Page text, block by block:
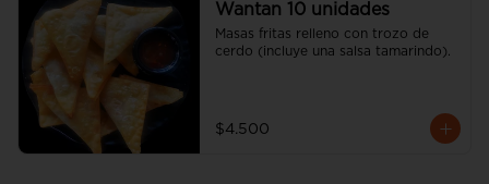
Wantan 10 unidades
Masas fritas relleno con trozo de
cerdo (incluye una salsa tamarindo).
$4.500